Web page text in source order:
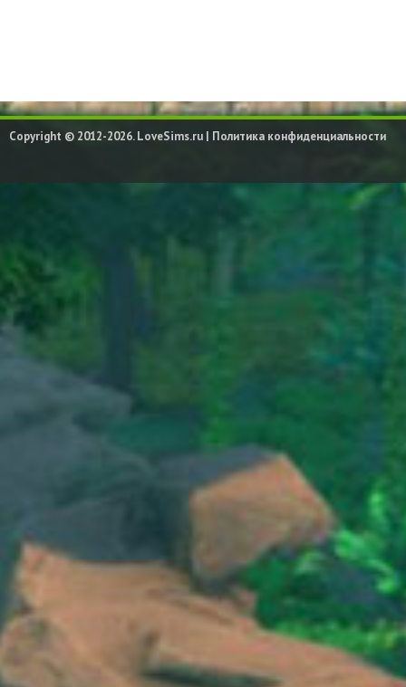
Copyright © 2012-2026. LoveSims.ru | Политика конфиденциальности